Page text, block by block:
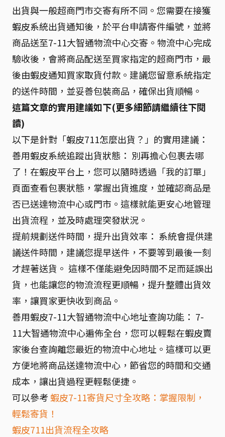
出貨與一般超商門市交寄有所不同。您需要在接獲
蝦皮系統出貨通知後，於平台申請寄件編號，並將
商品送至7-11大智通物流中心交寄。物流中心完成
驗收後，會將商品配送至買家指定的超商門市，最
後由蝦皮通知買家取貨付款。建議您留意系統指定
的送件時間，並妥善包裝商品，確保出貨順暢。
這篇文章的實用建議如下(更多細節請繼續往下閱
讀)
以下是針對「蝦皮711怎麼出貨？」的實用建議：
善用蝦皮系統追蹤出貨狀態： 別再擔心包裹去哪
了！在蝦皮平台上，您可以隨時透過「我的訂單」
頁面查看包裹狀態，掌握出貨進度，並確認商品是
否已送達物流中心或門市。這樣就能更安心地管理
出貨流程，並及時處理突發狀況。
提前規劃送件時間，提升出貨效率： 系統會提供建
議送件時間，建議您提早送件，不要等到最後一刻
才趕著送貨。 這樣不僅能避免因時間不足而延誤出
貨，也能讓您的物流流程更順暢，提升整體出貨效
率，讓買家更快收到商品。
善用蝦皮7-11大智通物流中心地址查詢功能： 7-
11大智通物流中心遍佈全台，您可以輕鬆在蝦皮賣
家後台查詢離您最近的物流中心地址。這樣可以更
方便地將商品送達物流中心，節省您的時間和交通
成本，讓出貨過程更輕鬆便捷。
可以參考 蝦皮7-11寄貨尺寸全攻略：掌握限制，
輕鬆寄貨！
蝦皮711出貨流程全攻略